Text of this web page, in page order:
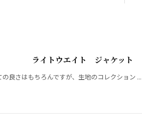
』 ライトウエイト ジャケット
良さはもちろんですが、生地のコレクション ...